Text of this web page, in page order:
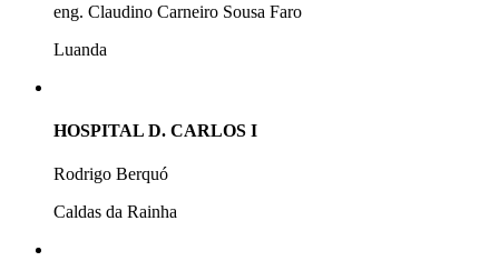
eng. Claudino Carneiro Sousa Faro
Luanda
HOSPITAL D. CARLOS I
Rodrigo Berquó
Caldas da Rainha